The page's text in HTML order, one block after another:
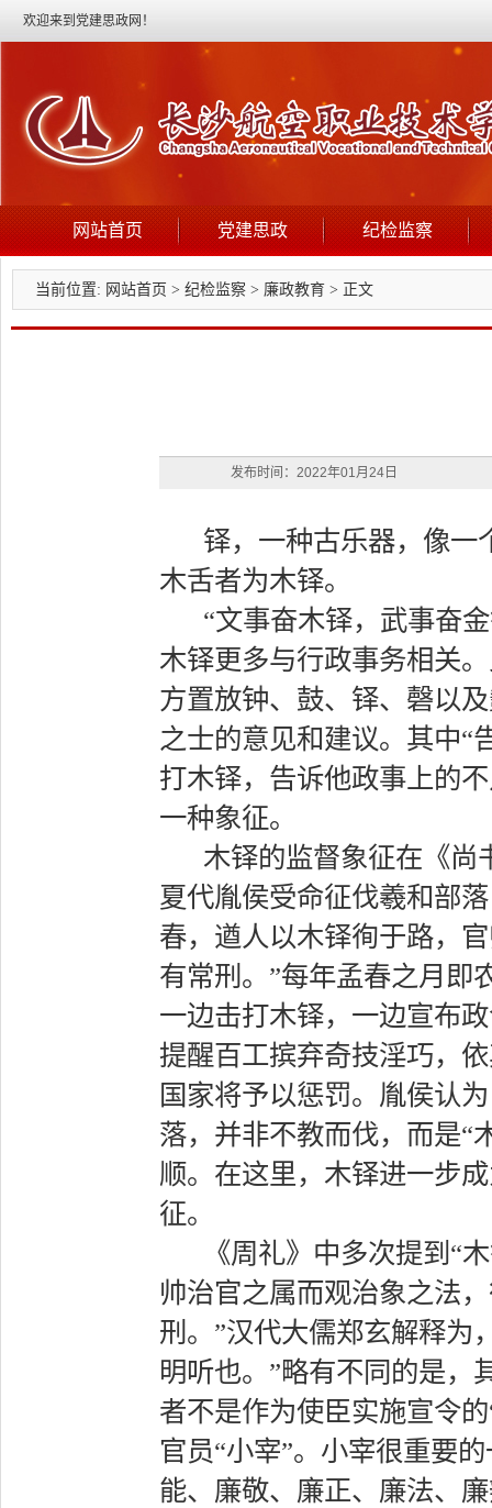
欢迎来到党建思政网！
网站首页 党建思政 纪检监察
当前位置: 网站首页 > 纪检监察 > 廉政教育 > 正文
发布时间：2022年01月24日
铎，一种古乐器，像一
木舌者为木铎。
“文事奋木铎，武事奋
木铎更多与行政事务相关
方置放钟、鼓、铎、磬以
之士的意见和建议。其中“
打木铎，告诉他政事上的
一种象征。
木铎的监督象征在《尚
夏代胤侯受命征伐羲和部
春，遒人以木铎徇于路，
有常刑。”每年孟春之月即
一边击打木铎，一边宣布
提醒百工摈弃奇技淫巧，
国家将予以惩罚。胤侯认
落，并非不教而伐，而是“
顺。在这里，木铎进一步
征。
《周礼》中多次提到“
帅治官之属而观治象之法
刑。”汉代大儒郑玄解释为
明听也。”略有不同的是，
者不是作为使臣实施宣令
官员“小宰”。小宰很重要
能、廉敬、廉正、廉法、